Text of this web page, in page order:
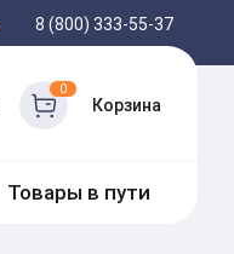
8 (800) 333-55-37
0
Корзина
Товары в пути